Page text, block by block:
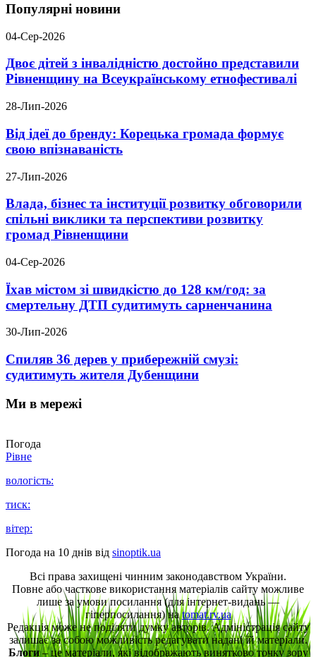
Популярні новини
04-Сер-2026
Двоє дітей з інвалідністю достойно представили
Рівненщину на Всеукраїнському етнофестивалі
28-Лип-2026
Від ідеї до бренду: Корецька громада формує
свою впізнаваність
27-Лип-2026
Влада, бізнес та інституції розвитку обговорили
спільні виклики та перспективи розвитку
громад Рівненщини
04-Сер-2026
Їхав містом зі швидкістю до 128 км/год: за
смертельну ДТП судитимуть сарненчанина
30-Лип-2026
Спиляв 36 дерев у прибережній смузі:
судитимуть жителя Дубенщини
Ми в мережі
Погода
Рівне
вологість:
тиск:
вітер:
Погода на 10 днів від sinoptik.ua
Всі права захищені чинним законодавством України.
Повне або часткове використання матеріалів сайту можливе
лише за умови посилання (для інтернет-видань —
гіперпосилання) наtomat.rv.ua
Редакція може не поділяти думку авторів. Адміністрація сайту
залишає за собою можливість редагувати надані їй матеріали.
Блоги– це матеріали, які відображають винятково точку зору